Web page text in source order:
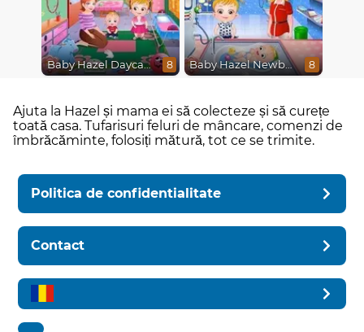
Baby Hazel Daycare 8 Baby Hazel Newborn Vaccination 8
Ajuta la Hazel și mama ei să colecteze și să curețe
toată casa. Tufarisuri feluri de mâncare, comenzi de
îmbrăcăminte, folosiți mătură, tot ce se trimite.
Politica de confidentialitate
Contact